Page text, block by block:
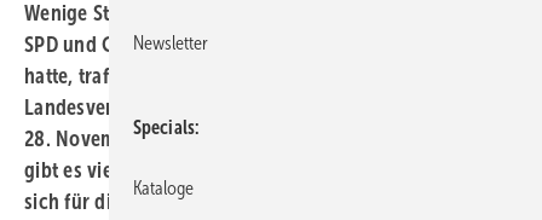
Wenige Stunden nachdem sich die große Koalition aus
SPD und CDU/CSU auf ein gemeinsames Konzept geeinigt
hatte, traf sich der ZVSHK mit den Vertretern der
Landesverbände zur Mitgliederversammlung am 27. und
28. November in Berlin. In der Koalitionsvereinbahrung
gibt es viele schwammige Formulierungen, aus denen
sich für die Eckring-Betriebe wenig wirtschaftlich
Newsletter
Specials
Kataloge